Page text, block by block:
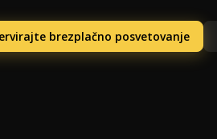
brezplačno posvetovanje